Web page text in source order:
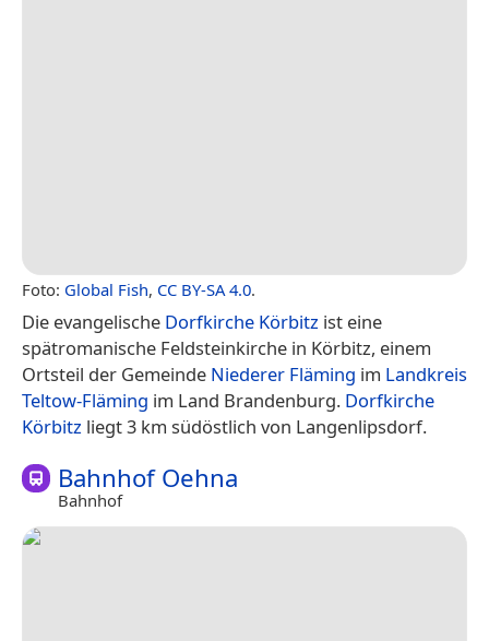
Foto: Global Fish, CC BY-SA 4.0.
Die evangelische Dorfkirche Körbitz ist eine
spätromanische Feldsteinkirche in Körbitz, einem
Ortsteil der Gemeinde Niederer Fläming im Landkreis
Teltow-Fläming im Land Brandenburg. Dorfkirche
Körbitz liegt 3 km südöstlich von Langenlipsdorf.
Bahnhof Oehna
Bahnhof